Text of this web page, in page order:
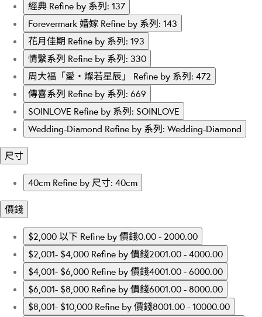
經典 Refine by 系列: 137
Forevermark 婚嫁 Refine by 系列: 143
花月佳期 Refine by 系列: 193
情繫系列 Refine by 系列: 330
周大福「愛・燦若星辰」 Refine by 系列: 472
傳喜系列 Refine by 系列: 669
SOINLOVE Refine by 系列: SOINLOVE
Wedding-Diamond Refine by 系列: Wedding-Diamond
尺寸
40cm Refine by 尺寸: 40cm
價錢
$2,000 以下 Refine by 價錢0.00 - 2000.00
$2,001- $4,000 Refine by 價錢2001.00 - 4000.00
$4,001- $6,000 Refine by 價錢4001.00 - 6000.00
$6,001- $8,000 Refine by 價錢6001.00 - 8000.00
$8,001- $10,000 Refine by 價錢8001.00 - 10000.00